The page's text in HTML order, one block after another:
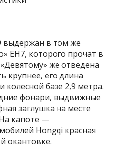
выдержан в том же
EH7, которого прочат в
же отведена
крупнее, его длина
колесной базе 2,9 метра.
фонари, выдвижные
заглушка на месте
капоте —
Hongqi красная
окантовке.